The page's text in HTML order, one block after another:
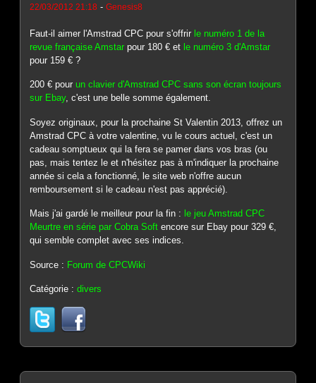
22/03/2012 21:18 -Genesis8
Faut-il aimer l'Amstrad CPC pour s'offrirle numéro 1 de la
revue française Amstar pour 180 € etle numéro 3 d'Amstar
pour 159 € ?
200 € pourun clavier d'Amstrad CPC sans son écran toujours
sur Ebay, c'est une belle somme également.
Soyez originaux, pour la prochaine St Valentin 2013, offrez un
Amstrad CPC à votre valentine, vu le cours actuel, c'est un
cadeau somptueux qui la fera se pamer dans vos bras (ou
pas, mais tentez le et n'hésitez pas à m'indiquer la prochaine
année si cela a fonctionné, le site web n'offre aucun
remboursement si le cadeau n'est pas apprécié).
Mais j'ai gardé le meilleur pour la fin : le jeu Amstrad CPC
Meurtre en série par Cobra Soft encore sur Ebay pour 329 €,
qui semble complet avec ses indices.
Source : Forum de CPCWiki
Catégorie :divers